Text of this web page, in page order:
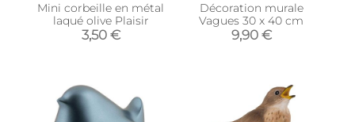
Mini corbeille en métal
laqué olive Plaisir
3,50 €
Décoration murale
Vagues 30 x 40 cm
9,90 €